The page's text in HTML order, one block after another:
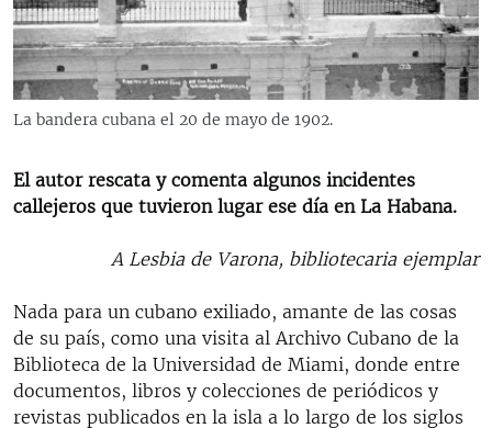
RADIO MARTÍ
ESPECIALES
ESPECIALES
SER VIEJO EN CUBA
KENTU-CUBANO
LOS SANTOS DE HIALEAH
LA INVASIÓN DE RUSIA A UCRANIA
MULTIMEDIA
SÍGUENOS
La bandera cubana el 20 de mayo de 1902.
El autor rescata y comenta algunos incidentes
callejeros que tuvieron lugar ese día en La Habana.
A Lesbia de Varona, bibliotecaria ejemplar
Nada para un cubano exiliado, amante de las cosas
de su país, como una visita al Archivo Cubano de la
Biblioteca de la Universidad de Miami, donde entre
documentos, libros y colecciones de periódicos y
revistas publicados en la isla a lo largo de los siglos